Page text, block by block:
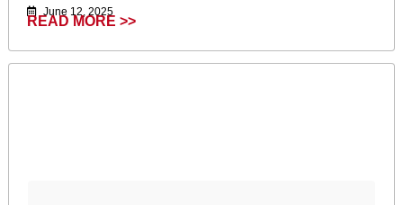
June 12, 2025
READ MORE >>